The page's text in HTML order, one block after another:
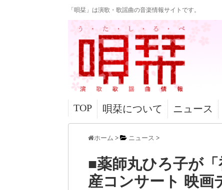
「唄栞」は演歌・歌謡曲の音楽情報サイトです。
TOP 唄栞について ニュース
ホーム > ニュース >
■薬師丸ひろ子が
産コンサート 映画